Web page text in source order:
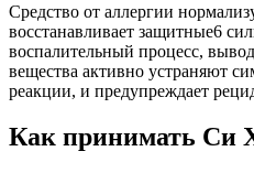
Средство от аллергии
восстанавливает защитные6
воспалительный процесс,
вещества активно устраняют
реакции, и предупреждает
Как принимать Си